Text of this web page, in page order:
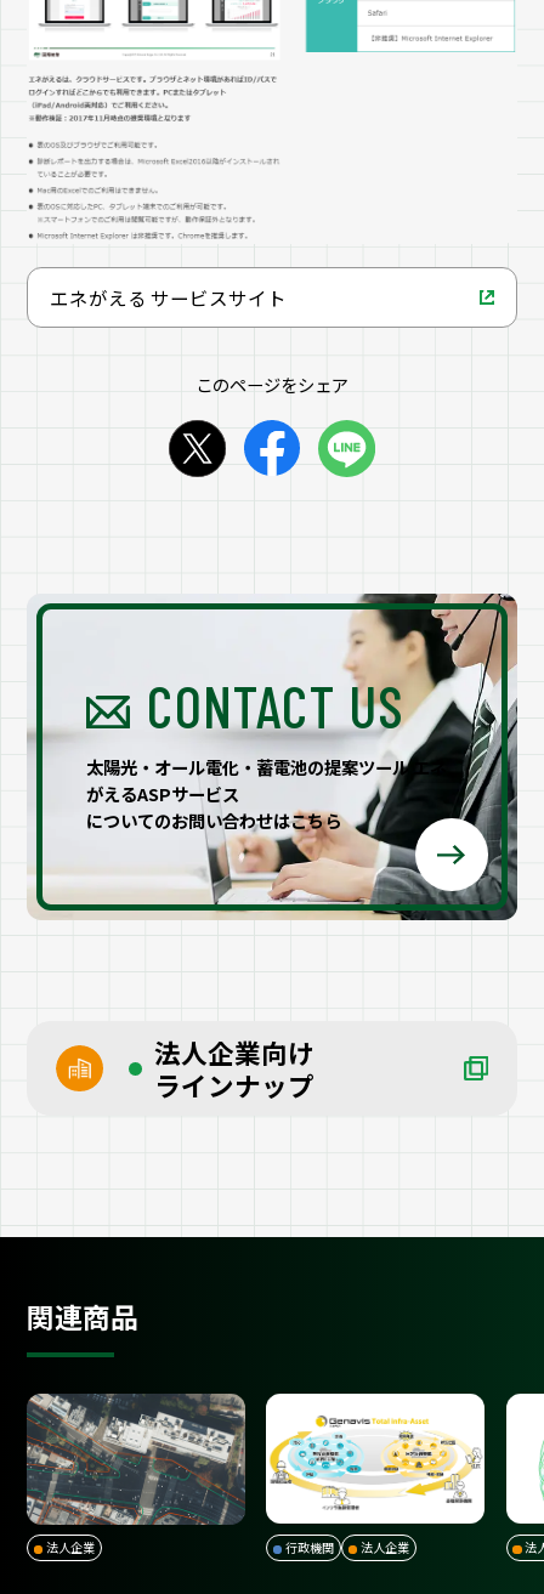
エネがえる サービスサイト
このページをシェア
CONTACT US
太陽光・オール電化・蓄電池の提案ツール エネ
がえるASPサービス
についてのお問い合わせはこちら
法人企業向け
ラインナップ
関連商品
法人企業 行政機関 法人企業 法